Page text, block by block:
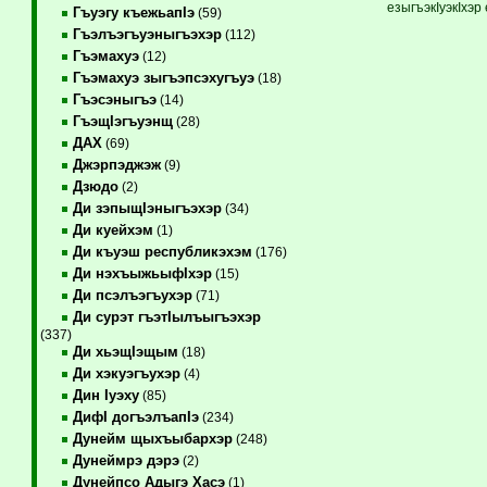
Гъуэгу къежьапIэ(59)
Гъэлъэгъуэныгъэхэр(112)
Гъэмахуэ(12)
Гъэмахуэ зыгъэпсэхугъуэ(18)
Гъэсэныгъэ(14)
ГъэщIэгъуэнщ(28)
ДАХ (69)
Джэрпэджэж(9)
Дзюдо(2)
Ди зэпыщIэныгъэхэр(34)
Ди куейхэм (1)
Ди къуэш республикэхэм (176)
Ди нэхъыжьыфIхэр(15)
Ди псэлъэгъухэр(71)
Ди сурэт гъэтIылъыгъэхэр
(337)
Ди хьэщIэщым (18)
Ди хэкуэгъухэр(4)
Дин Iуэху(85)
ДифI догъэлъапIэ(234)
Дунейм щыхъыбархэр(248)
Дунеймрэ дэрэ(2)
Дунейпсо Адыгэ Хасэ(1)
езыгъэкIуэкIхэр